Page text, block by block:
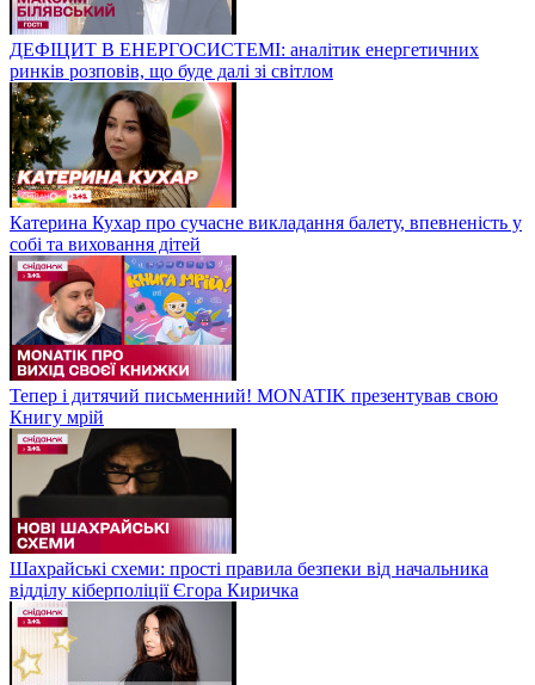
ДЕФІЦИТ В ЕНЕРГОСИСТЕМІ: аналітик енергетичних
ринків розповів, що буде далі зі світлом
Катерина Кухар про сучасне викладання балету, впевненість у
собі та виховання дітей
Тепер і дитячий письменний! MONATIK презентував свою
Книгу мрій
Шахрайські схеми: прості правила безпеки від начальника
відділу кіберполіції Єгора Киричка